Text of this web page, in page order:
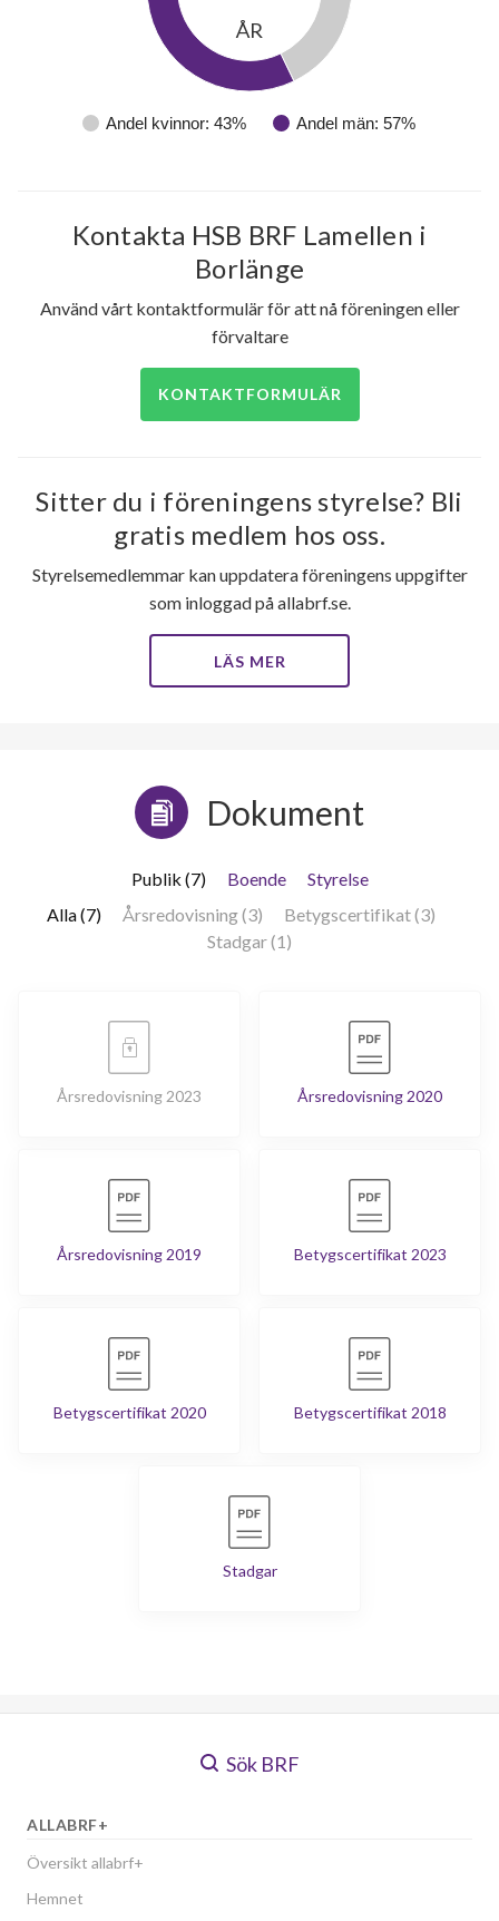
Andel kvinnor: 43% Andel män: 57%
ÅR
Kontakta HSB BRF Lamellen i
Borlänge
Använd vårt kontaktformulär för att nå föreningen eller
förvaltare
KONTAKTFORMULÄR
Sitter du i föreningens styrelse? Bli
gratis medlem hos oss.
Styrelsemedlemmar kan uppdatera föreningens uppgifter
som inloggad på allabrf.se.
LÄS MER
Dokument
Publik (7) Boende
Styrelse
Alla (7)
Årsredovisning (3)
Betygscertifikat (3)
Stadgar (1)
Årsredovisning 2023 Årsredovisning 2020
Årsredovisning 2019 Betygscertifikat 2023
Betygscertifikat 2020 Betygscertifikat 2018
Stadgar
Sök BRF
ALLABRF+
Översikt allabrf+
Hemnet